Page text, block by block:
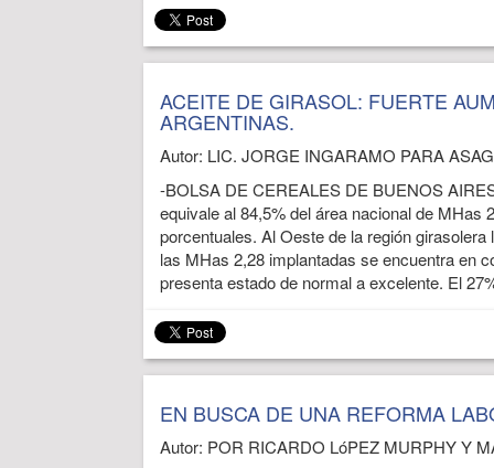
ACEITE DE GIRASOL: FUERTE
ARGENTINAS.
Autor: LIC. JORGE INGARAMO PARA
-BOLSA DE CEREALES DE BUENOS
equivale al 84,5% del área nacional de MHas
porcentuales. Al Oeste de la región
las MHas 2,28 implantadas se encuentra en
presenta estado de normal a excelente. El
EN BUSCA DE UNA REFORMA
Autor: POR RICARDO LóPEZ MURPHY Y